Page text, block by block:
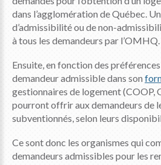
dans l’agglomération de Québec.
d’admissibilité ou de non-
à tous les demandeurs par l’OMHQ.
Ensuite, en fonction des
demandeur admissible dans son
gestionnaires de logement (COOP,
pourront offrir aux demandeurs de
subventionnés, selon leurs
Ce sont donc les organismes qui
demandeurs admissibles pour les